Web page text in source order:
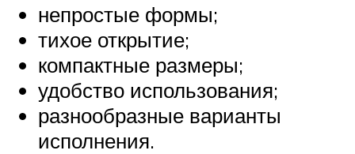
непростые формы;
тихое открытие;
компактные размеры;
удобство использования;
разнообразные варианты
исполнения.